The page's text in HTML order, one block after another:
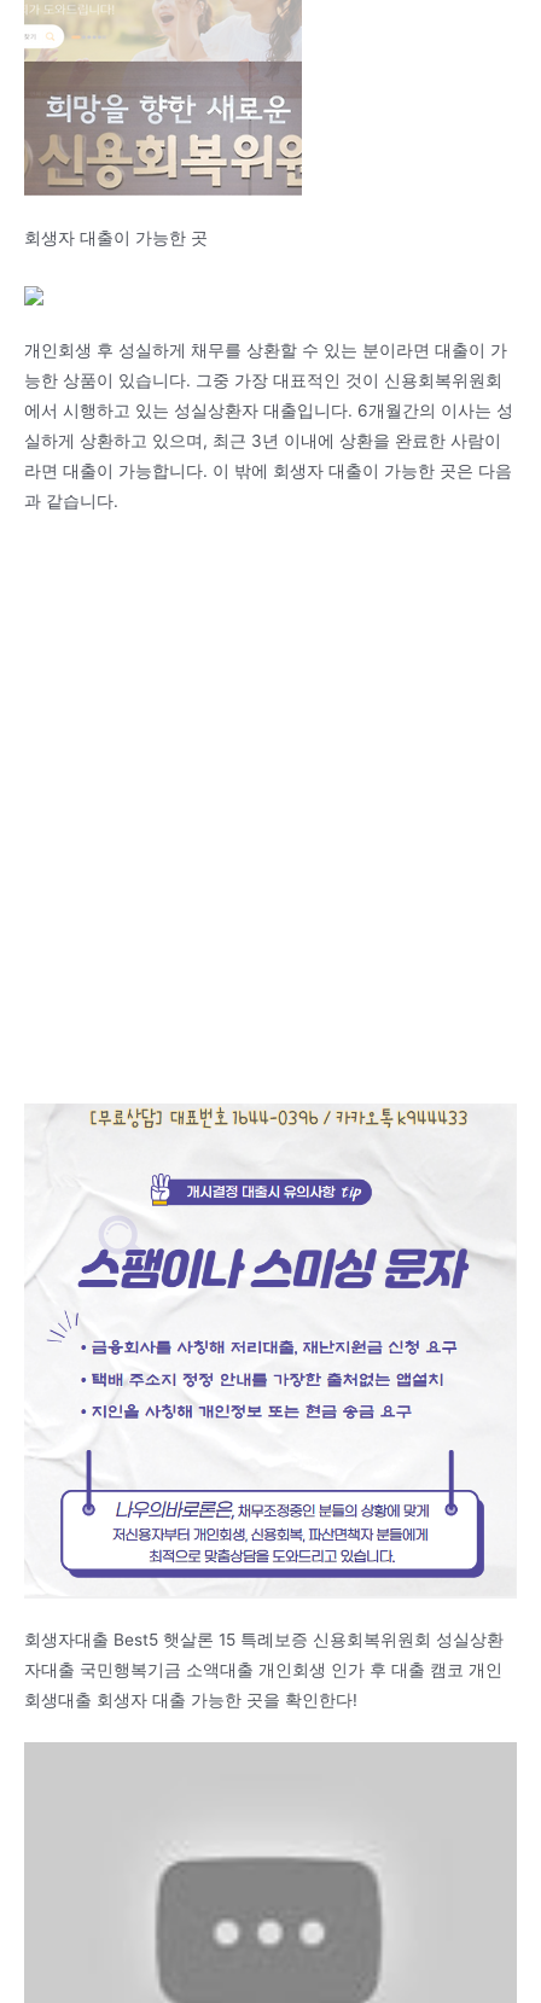
회생자 대출이 가능한 곳
개인회생 후 성실하게 채무를 상환할 수 있는 분이라면 대출이 가
능한 상품이 있습니다. 그중 가장 대표적인 것이 신용회복위원회
에서 시행하고 있는 성실상환자 대출입니다. 6개월간의 이사는 성
실하게 상환하고 있으며, 최근 3년 이내에 상환을 완료한 사람이
라면 대출이 가능합니다. 이 밖에 회생자 대출이 가능한 곳은 다음
과 같습니다.
회생자대출 Best5 햇살론 15 특례보증 신용회복위원회 성실상환
자대출 국민행복기금 소액대출 개인회생 인가 후 대출 캠코 개인
회생대출 회생자 대출 가능한 곳을 확인한다!